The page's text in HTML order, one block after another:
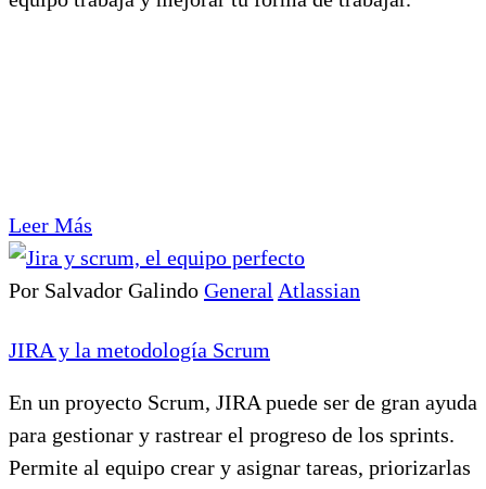
Leer Más
Por Salvador Galindo General Atlassian
JIRA y la metodología Scrum
En un proyecto Scrum, JIRA puede ser de gran ayuda
para gestionar y rastrear el progreso de los sprints.
Permite al equipo crear y asignar tareas, priorizarlas